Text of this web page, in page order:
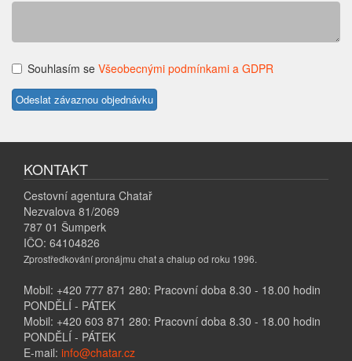
Souhlasím se Všeobecnými podmínkami a GDPR
KONTAKT
Cestovní agentura Chatař
Nezvalova 81/2069
787 01 Šumperk
IČO: 64104826
Zprostředkování pronájmu chat a chalup od roku 1996.
Mobil: +420 777 871 280: Pracovní doba 8.30 - 18.00 hodin
PONDĚLÍ - PÁTEK
Mobil: +420 603 871 280: Pracovní doba 8.30 - 18.00 hodin
PONDĚLÍ - PÁTEK
E-mail: info@chatar.cz